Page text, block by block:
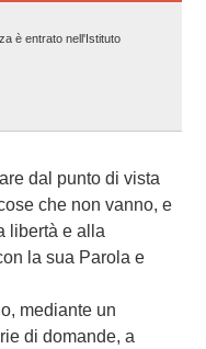
è entrato nell'Istituto
dal punto di vista
che non vanno, e
libertà e alla
la sua Parola e
mediante un
di domande, a